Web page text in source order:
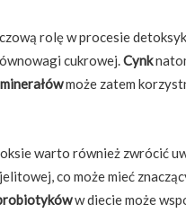
rolę w procesie
cukrowej.Cynk
minerałówmoże zatem
warto również zwrócić
co może mieć
w diecie może